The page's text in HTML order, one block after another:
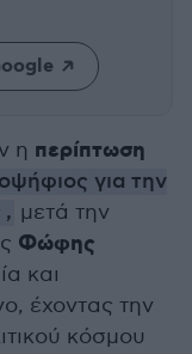
η περίπτωση
για την
, μετά την
Φώφης
και
έχοντας την
κόσμου